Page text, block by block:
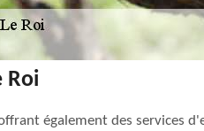
Roi
également des services